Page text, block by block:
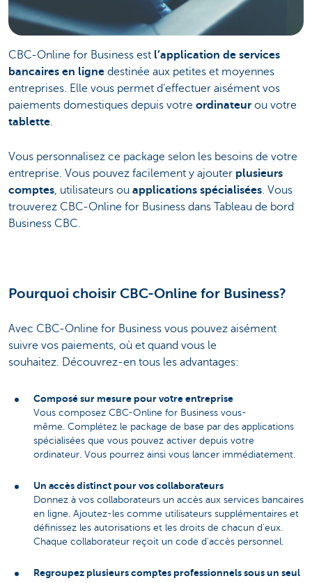
CBC-Online for Business est l’application de services
bancaires en ligne destinée aux petites et moyennes
entreprises. Elle vous permet d’effectuer aisément vos
paiements domestiques depuis votre ordinateur ou votre
tablette.
Vous personnalisez ce package selon les besoins de votre
entreprise. Vous pouvez facilement y ajouter plusieurs
comptes, utilisateurs ou applications spécialisées. Vous
trouverez CBC-Online for Business dans Tableau de bord
Business CBC.
Pourquoi choisir CBC-Online for Business?
Avec CBC-Online for Business vous pouvez aisément
suivre vos paiements, où et quand vous le
souhaitez. Découvrez-en tous les advantages:
Composé sur mesure pour votre entreprise
Vous composez CBC-Online for Business vous-
même. Complétez le package de base par des applications
spécialisées que vous pouvez activer depuis votre
ordinateur. Vous pourrez ainsi vous lancer immédiatement.
Un accès distinct pour vos collaborateurs
Donnez à vos collaborateurs un accès aux services bancaires
en ligne. Ajoutez-les comme utilisateurs supplémentaires et
définissez les autorisations et les droits de chacun d’eux.
Chaque collaborateur reçoit un code d’accès personnel.
Regroupez plusieurs comptes professionnels sous un seul